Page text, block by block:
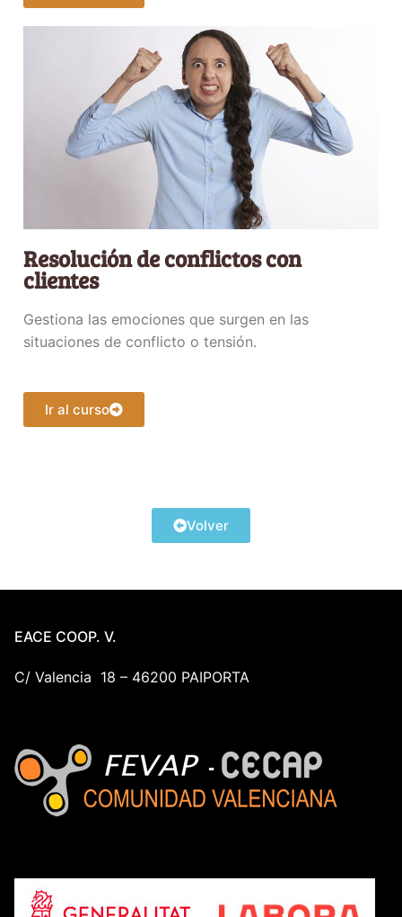
Resolución de conflictos con
clientes
Gestiona las emociones que surgen en las
situaciones de conflicto o tensión.
Ir al curso
Volver
EACE COOP. V.
C/ Valencia 18 – 46200 PAIPORTA